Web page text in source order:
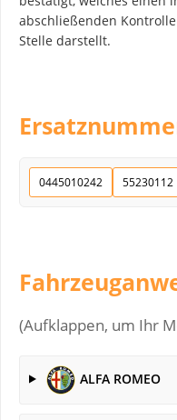
abschließenden
Stelle darstellt.
0445010242 55230112
(Aufklappen, um Ihr
ALFA ROMEO